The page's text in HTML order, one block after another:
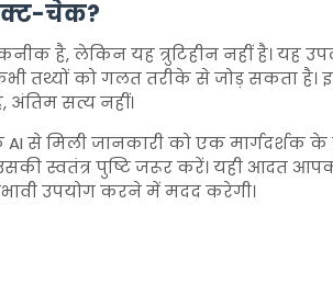
चेक?
है, लेकिन यह त्रुटिहीन नहीं है। यह
तथ्यों को गलत तरीके से जोड़ सकता है।
अंतिम सत्य नहीं।
AI से मिली जानकारी को एक
स्वतंत्र पुष्टि जरूर करें। यही आदत
उपयोग करने में मदद करेगी।